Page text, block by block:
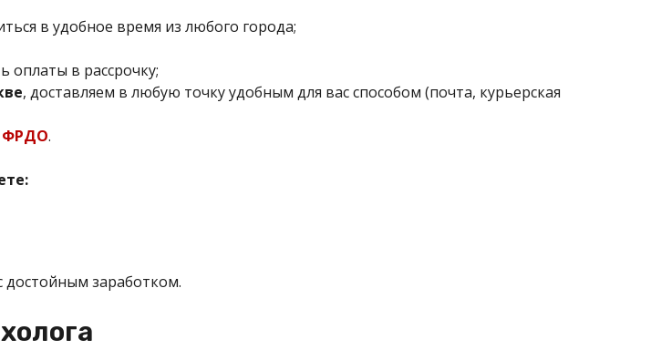
в удобное время из любого города;
оплаты в рассрочку;
, доставляем в любую точку удобным для вас способом (почта, курьерская
ФРДО.
заработком.